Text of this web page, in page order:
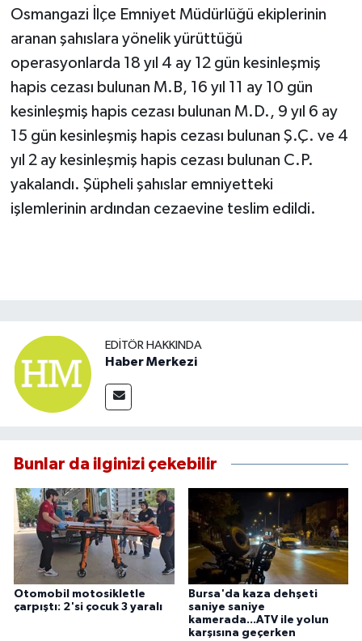
Osmangazi İlçe Emniyet Müdürlüğü ekiplerinin
aranan şahıslara yönelik yürüttüğü
operasyonlarda 18 yıl 4 ay 12 gün kesinleşmiş
hapis cezası bulunan M.B, 16 yıl 11 ay 10 gün
kesinleşmiş hapis cezası bulunan M.D., 9 yıl 6 ay
15 gün kesinleşmiş hapis cezası bulunan Ş.Ç. ve 4
yıl 2 ay kesinleşmiş hapis cezası bulunan C.P.
yakalandı. Şüpheli şahıslar emniyetteki
işlemlerinin ardından cezaevine teslim edildi.
EDITÖR HAKKINDA
Haber Merkezi
Bunlar da ilginizi çekebilir
Otomobil motosikletle
çarpıştı: 2'si çocuk 3 yaralı
Bursa'da kaza dehşeti
saniye saniye
kamerada...ATV ile yolun
karşısına geçerken